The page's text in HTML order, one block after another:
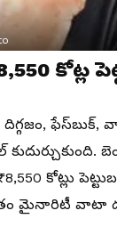
కోట్ల
ఫేస్‌బుక్,
కోట్లు
మైనారిటీ వాటా